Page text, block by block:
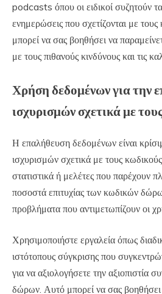
podcasts όπου οι ειδικοί συζητούν
ενημερώσεις που σχετίζονται με
μπορεί να σας βοηθήσει να
με τους πιθανούς κινδύνους και τις
Χρήση δεδομένων για την
ισχυρισμών σχετικά με
Η επαλήθευση δεδομένων είναι
ισχυρισμών σχετικά με τους
στατιστικά ή μελέτες που παρέχουν
ποσοστά επιτυχίας των κωδικών
προβλήματα που αντιμετωπίζουν οι
Χρησιμοποιήστε εργαλεία όπως
ιστότοπους σύγκρισης που
για να αξιολογήσετε την αξιοπιστία
δώρων. Αυτό μπορεί να σας βοηθήσει